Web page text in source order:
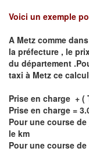
Voici un exemple
A Metz comme
la préfecture , le
du département
taxi à Metz ce
Prise en charge + (
Prise en charge =
Pour une course
le km
Pour une course de